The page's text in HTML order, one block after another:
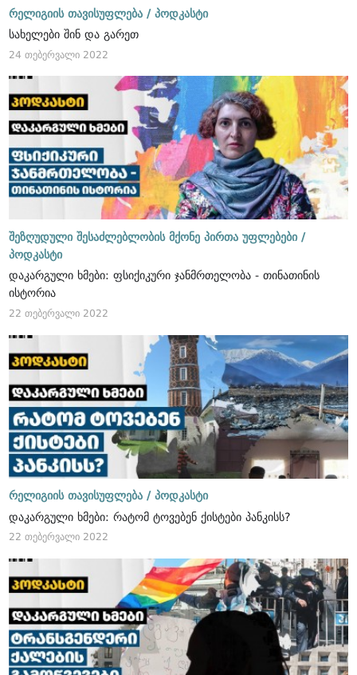
რელიგიის თავისუფლება / პოდკასტი
სახელები შინ და გარეთ
24 თებერვალი 2022
შეზღუდული შესაძლებლობის მქონე პირთა უფლებები /
პოდკასტი
დაკარგული ხმები: ფსიქიკური ჯანმრთელობა - თინათინის
ისტორია
22 თებერვალი 2022
რელიგიის თავისუფლება / პოდკასტი
დაკარგული ხმები: რატომ ტოვებენ ქისტები პანკისს?
22 თებერვალი 2022